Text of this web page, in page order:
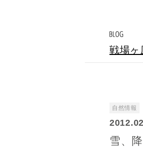
戦場ヶ
自然情報
雪、